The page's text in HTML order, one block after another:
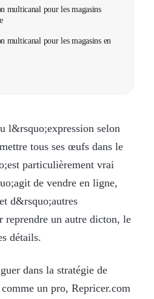
multicanal pour les magasins
multicanal pour les magasins en
l&rsquo;expression selon
tous ses œufs dans le
particulièrement vrai
de vendre en ligne,
d&rsquo;autres
reprendre un autre dicton, le
détails.
dans la stratégie de
un pro, Repricer.com